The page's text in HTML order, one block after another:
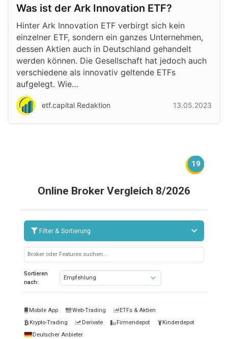
Was ist der Ark Innovation ETF?
Hinter Ark Innovation ETF verbirgt sich kein
einzelner ETF, sondern ein ganzes Unternehmen,
dessen Aktien auch in Deutschland gehandelt
werden können. Die Gesellschaft hat jedoch auch
verschiedene als innovativ geltende ETFs
aufgelegt. Wie…
etf.capital Redaktion 13.05.2023